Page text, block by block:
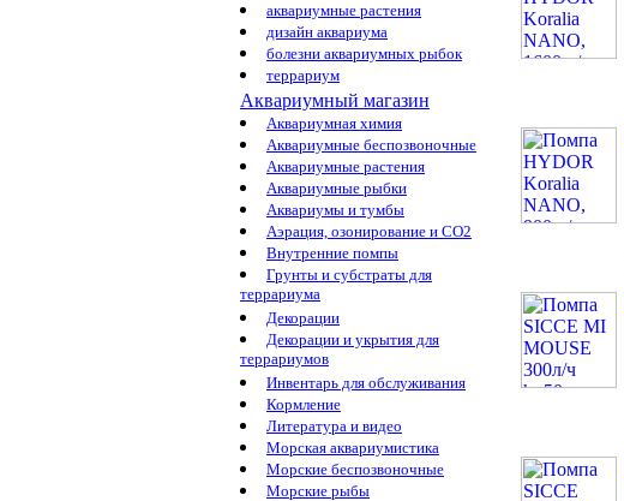
аквариумные растения
дизайн аквариума
болезни аквариумных рыбок
террариум
Аквариумный магазин
Аквариумная химия
Аквариумные беспозвоночные
Аквариумные растения
Аквариумные рыбки
Аквариумы и тумбы
Аэрация, озонирование и CO2
Внутренние помпы
Грунты и субстраты для
террариума
Декорации
Декорации и укрытия для
террариумов
Инвентарь для обслуживания
Кормление
Литература и видео
Морская аквариумистика
Морские беспозвоночные
Морские рыбы